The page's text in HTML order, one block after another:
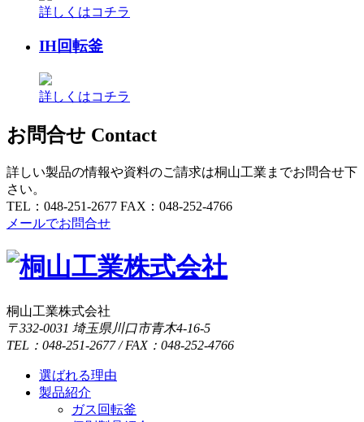
詳しくはコチラ
IH回転釜
詳しくはコチラ
お問合せ Contact
詳しい製品の情報や資料のご請求は桐山工業までお問合せ下
さい。
TEL：048-251-2677 FAX：048-252-4766
メールでお問合せ
桐山工業株式会社
〒332-0031 埼玉県川口市青木4-16-5
TEL：048-251-2677 / FAX：048-252-4766
選ばれる理由
製品紹介
ガス回転釜